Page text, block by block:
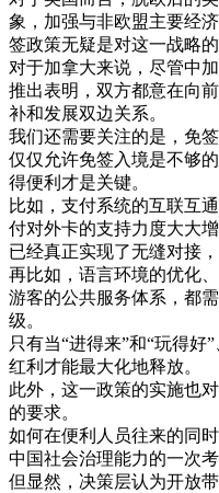
象 ， 加强与非欧盟主要经济
签政策无疑是对这一战略的
对于加拿大来说 ， 尽管中加
推出表明 ， 双方都意在向
补和发展双边关系。
我们还需要关注的是 ， 免签
仅仅 允许免签入境是不够的
得便利 才是关键。
比如 ， 支付系统的互联互通
付对外卡的支持力度大大
已经真正实现了无缝对接 ，
再比如 ， 语言环境的优化、
游客的公共服务体系 ， 都
级。
只有当“进得来”和“玩得好”
红利 才能最大化地释放。
此外 ， 这一政策的实施也对
的要求。
如何在便利 人员往来的同时
中国社会治理能力的一次
但 显然 ， 决策层认为开放